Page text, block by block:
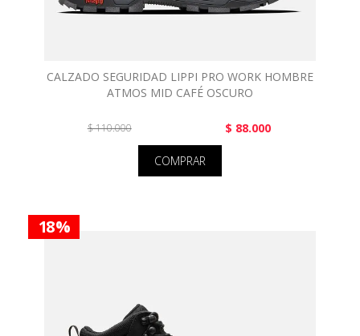
CALZADO SEGURIDAD LIPPI PRO WORK HOMBRE
ATMOS MID CAFÉ OSCURO
$ 110.000 $ 88.000
COMPRAR
18 %